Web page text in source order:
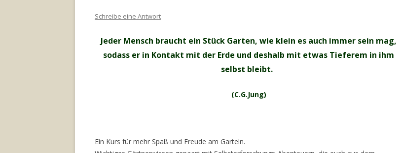
Schreibe eine Antwort
Jeder Mensch braucht ein Stück Garten, wie klein es auch immer sein mag,
sodass er in Kontakt mit der Erde und deshalb mit etwas Tieferem in ihm
selbst bleibt.
(C.G.Jung)
Ein Kurs für mehr Spaß und Freude am Garteln.